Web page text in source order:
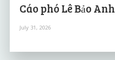
Cáo phó Lê Bảo Anh
July 31, 2026